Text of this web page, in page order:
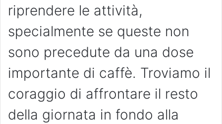
riprendere le attività,
specialmente se queste non
sono precedute da una dose
importante di caffè. Troviamo il
coraggio di affrontare il resto
della giornata in fondo alla